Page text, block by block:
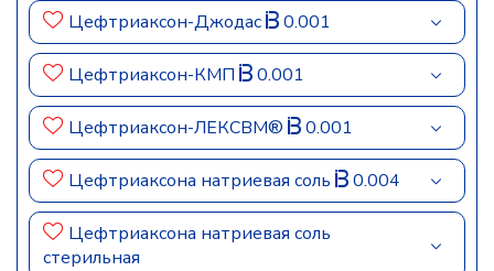
Цефтриаксон-Джодас 0.001
Цефтриаксон-КМП 0.001
Цефтриаксон-ЛЕКСВМ® 0.001
Цефтриаксона натриевая соль 0.004
Цефтриаксона натриевая соль
стерильная